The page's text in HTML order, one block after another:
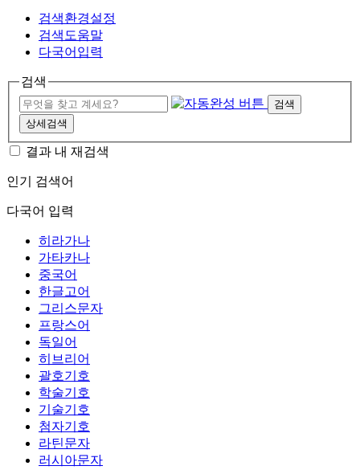
검색환경설정
검색도움말
다국어입력
검색
검색
상세검색
결과 내 재검색
인기 검색어
다국어 입력
히라가나
가타카나
중국어
한글고어
그리스문자
프랑스어
독일어
히브리어
괄호기호
학술기호
기술기호
첨자기호
라틴문자
러시아문자